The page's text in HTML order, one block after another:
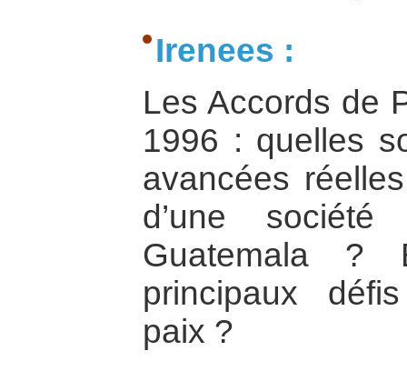
Irenees :
Les Accords de
1996 : quelles
avancées
d’une
Guatemala
principaux
paix ?